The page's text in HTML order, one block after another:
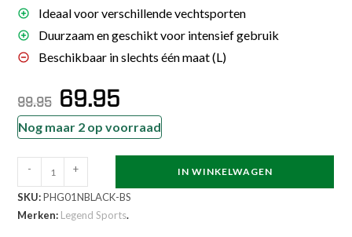
Ideaal voor verschillende vechtsporten
Duurzaam en geschikt voor intensief gebruik
Beschikbaar in slechts één maat (L)
99.95
Oorspronkelijke
prijs
was:
€99.95.
69.95
€69.95.
Nog maar 2 op voorraad
Hoofdbeschermer
en
neusbeschermer
- + IN WINKELWAGEN
SKU:PHG01NBLACK-BS
Merken: Legend Sports.